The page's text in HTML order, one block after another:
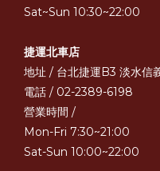
Sat~Sun 10:30~22:00
捷運北車店
地址 / 台北捷運B3 淡水信
電話 / 02-2389-6198
營業時間 /
Mon-Fri 7:30~21:00
Sat-Sun 10:00~22:00